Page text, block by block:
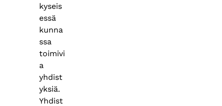
kyseis
essä
kunna
ssa
toimivi
a
yhdist
yksiä.
Yhdist